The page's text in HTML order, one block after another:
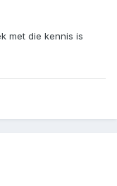
met die kennis is